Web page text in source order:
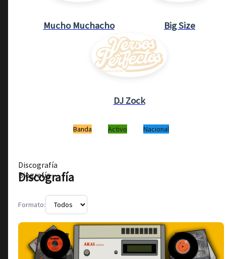
Mucho Muchacho Big Size
DJ Zock
Banda Activo Nacional
Discografía
Biografía
Discografía
Formato: